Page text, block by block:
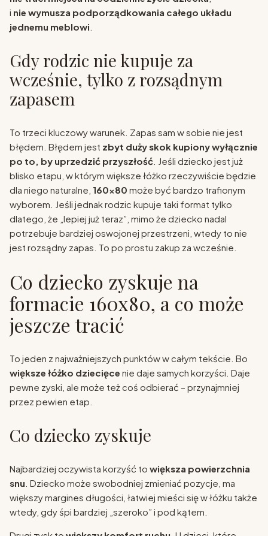
i nie wymusza podporządkowania całego układu
jednemu meblowi
Gdy rodzic nie kupuje za
wcześnie, tylko z rozsądnym
zapasem
To trzeci kluczowy warunek. Zapas sam w sobie nie jest
błędem. Błędem jest zbyt duży skok kupiony wyłącznie
po to, by uprzedzić przyszłość . Jeśli dziecko jest już
blisko etapu, w którym większe łóżko rzeczywiście będzie
dla niego naturalne, 160x80 może być bardzo trafionym
wyborem. Jeśli jednak rodzic kupuje taki format tylko
dlatego, że „lepiej już teraz”, mimo że dziecko nadal
potrzebuje bardziej oswojonej przestrzeni, wtedy to nie
jest rozsądny zapas. To po prostu zakup za wcześnie.
Co dziecko zyskuje na
formacie 160x80, a co może
jeszcze tracić
To jeden z najważniejszych punktów w całym tekście. Bo
większe łóżko dziecięce nie daje samych korzyści. Daje
pewne zyski, ale może też coś odbierać – przynajmniej
przez pewien etap.
Co dziecko zyskuje
Najbardziej oczywista korzyść to większa powierzchnia
snu . Dziecko może swobodniej zmieniać pozycje, ma
większy margines długości, łatwiej mieści się w łóżku także
wtedy, gdy śpi bardziej „szeroko” i pod kątem.